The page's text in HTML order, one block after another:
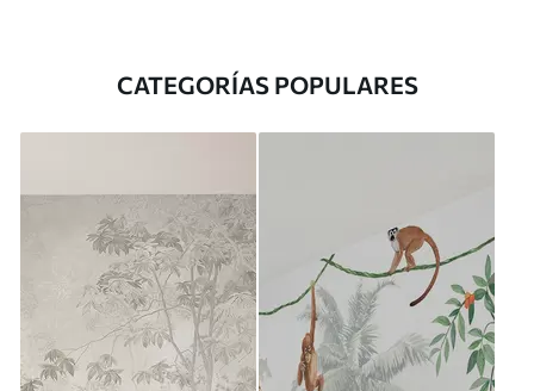
CATEGORÍAS POPULARES